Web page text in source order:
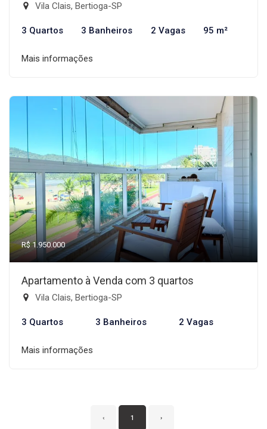
Vila Clais, Bertioga-SP
3 Quartos 3 Banheiros 2 Vagas 95 m²
Mais informações
R$ 1.950.000
Apartamento à Venda com 3 quartos
Vila Clais, Bertioga-SP
3 Quartos 3 Banheiros 2 Vagas
Mais informações
‹ 1 ›